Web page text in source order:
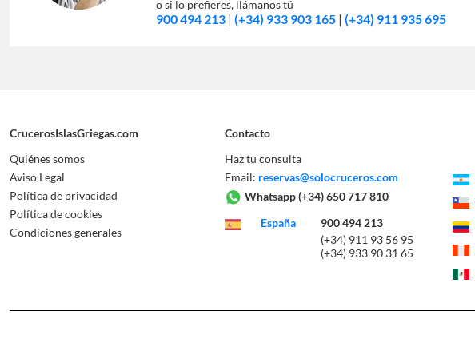
o si lo prefieres, llámanos tú
900 494 213 | (+34) 933 903 165 | (+34) 911 935 695
CrucerosIslasGriegas.com
Quiénes somos
Aviso Legal
Política de privacidad
Política de cookies
Condiciones generales
Contacto
Haz tu consulta
Email: reservas@solocruceros.com
Whatsapp(+34) 650 717 810
España
900 494 213
(+34) 911 93 56 95
(+34) 933 90 31 65